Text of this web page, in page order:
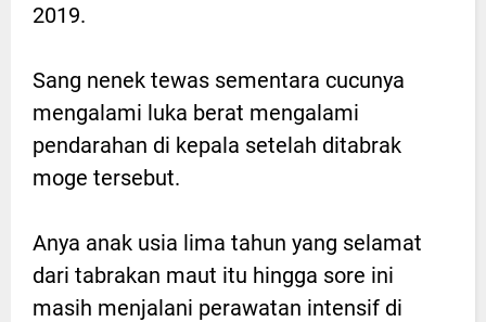
2019.
Sang nenek tewas sementara cucunya
mengalami luka berat mengalami
pendarahan di kepala setelah ditabrak
moge tersebut.
Anya anak usia lima tahun yang selamat
dari tabrakan maut itu hingga sore ini
masih menjalani perawatan intensif di